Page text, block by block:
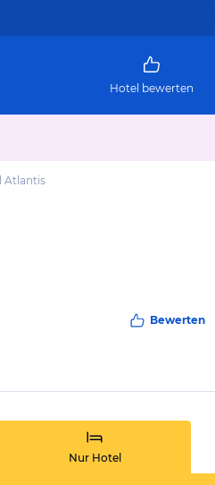
Hotel bewerten
Atlantis
Bewerten
Nur Hotel